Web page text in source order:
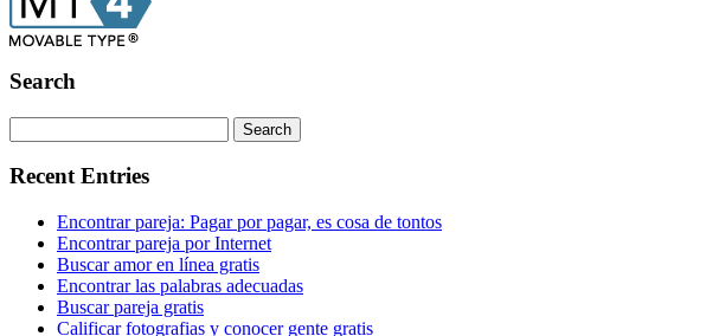
Search
Recent Entries
Encontrar pareja: Pagar por pagar, es cosa de tontos
Encontrar pareja por Internet
Buscar amor en línea gratis
Encontrar las palabras adecuadas
Buscar pareja gratis
Calificar fotografias y conocer gente gratis